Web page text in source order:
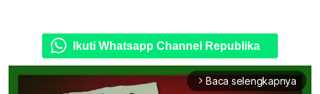
Ikuti Whatsapp Channel Republika
arrow_forward_ios Baca selengkapnya